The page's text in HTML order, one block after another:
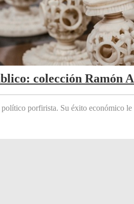
colección Ramón
porfirista. Su éxito económico